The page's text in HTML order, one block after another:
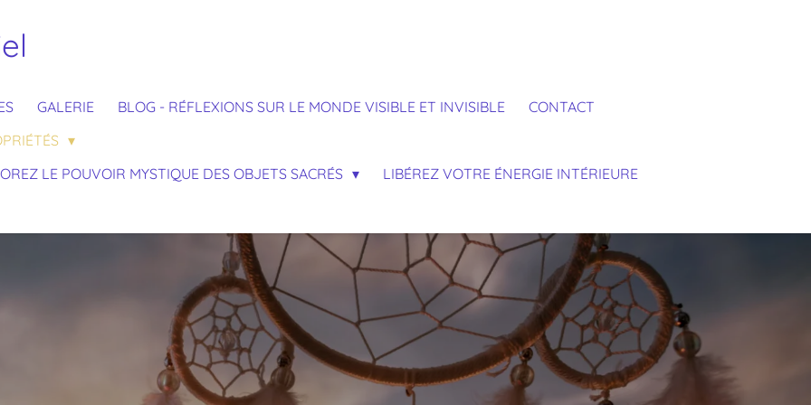
GALERIE BLOG - RÉFLEXIONS SUR LE MONDE VISIBLE ET INVISIBLE
CONTACT
LE POUVOIR MYSTIQUE DES OBJETS SACRÉS
LIBÉREZ VOTRE ÉNERGIE INTÉRIEURE